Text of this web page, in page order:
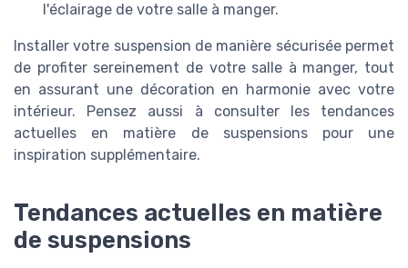
l'éclairage de votre salle à manger.
Installer votre suspension de manière sécurisée permet
de profiter sereinement de votre salle à manger, tout
en assurant une décoration en harmonie avec votre
intérieur. Pensez aussi à consulter les tendances
actuelles en matière de suspensions pour une
inspiration supplémentaire.
Tendances actuelles en matière
de suspensions